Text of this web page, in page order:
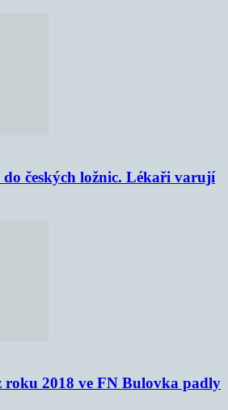
českých ložnic. Lékaři varují
roku 2018 ve FN Bulovka padly